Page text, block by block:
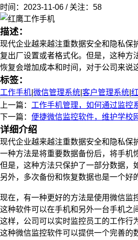
时间：2023-11-06 / 关注：58
描述：
现代企业越来越注重数据安全和隐私保
复出厂设置或者格式化。但是，这种方
恢复会增加成本和时间，对于公司来说
标签：
工作手机 微信管理系统 客户管理系统
上一篇： 工作手机管理，如何通过监控
下一篇： 便捷微信监控软件，维护学校
详细介绍
现代企业越来越注重数据安全和隐私保
一种方法是将重要数据备份后，将手机
但是，这种方法只保护了一部分数据，
另外，多次备份和恢复数据也是一个好
现在，有一种更好的方法是使用微信监
这种软件可以在手机和另外一台手机之
这样，公司可以实时监控员工的工作行
这种微信监控软件可以提供一个完善的